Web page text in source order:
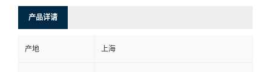
产品详请
产地 上海